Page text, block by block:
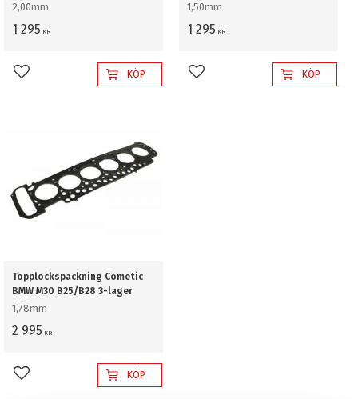
2,00mm
1 295 KR
Lägg till i favoriterKÖP
1,50mm
1 295 KR
Lägg till i favoriterKÖP
Topplockspackning Cometic
BMW M30 B25/B28 3-lager
1,78mm
2 995 KR
Lägg till i favoriterKÖP